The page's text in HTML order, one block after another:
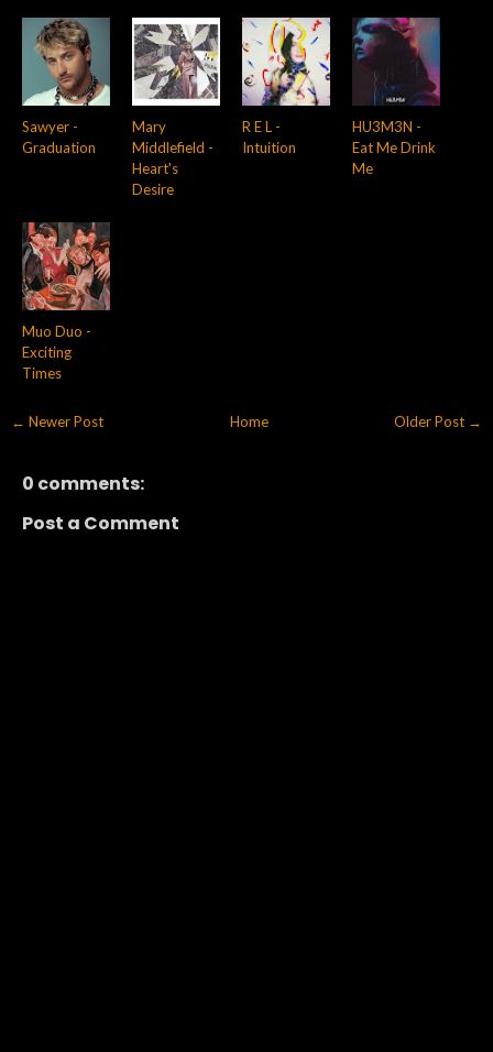
Sawyer -
Graduation
Mary
Middlefield -
Heart's
Desire
R E L -
Intuition
HU3M3N -
Eat Me Drink
Me
Muo Duo -
Exciting
Times
← Newer Post Older Post →
Home
0 comments:
Post a Comment